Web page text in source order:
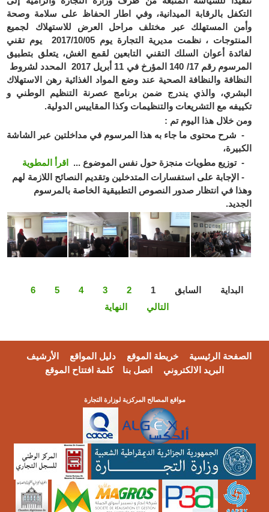
التكفل بالرقابة الميدانية، وفي اطار الحفاظ على سلامة وصحة
وأمن المستهلك عبر مختلف مراحل العرض للاستهلاك لجميع
المنتوجات ، نظمت مديرية التجارة يوم 2017/10/05 يوم تقني
لفائدة أعوان السلك التقني التابعين لقمع الغش، يتعلق بتطبيق
المرسوم رقم 17/ 140 المؤرخ في 11 أبريل 2017 المحدد لشروط
النظافة والنظافة الصحية عند وضع المواد الغذائية رهن الاستهلاك
البشري، والذي يندرج ضمن برنامج عصرنة التنظيم الوطني و
تكييفه مع التشريعات والتنظيمات وكذا المقاييس الدولية.
ومن خلال هذا اليوم تم :
- شرح محتوى ما جاء به هذا المرسوم في مداخلتين عبر الشاشة
الكبيرة،
- توزيع مطويات منجزة حول نفس الموضوع ...
اقرأ المطوية
- الإجابة على استفسارات المتدخلين وتقديم النصائح اللازمة لهم
وهذا في انتظار صدور النصوص التطبيقية الخاصة بالمرسوم
الجديد.
البداية السابق 1
2
3
4
5
6
التالي
النهاية
الصفحة الرئيسية خريطة الموقع دليل المواقع
الأرشيف
البريد الالكتروني
اتصل بنا كلمة افتتاح الموقع
مواقع المصالح المركزية لوزارة التجارة